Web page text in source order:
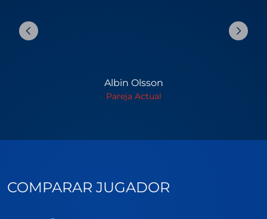
Albin Olsson
Pareja Actual
COMPARAR JUGADOR